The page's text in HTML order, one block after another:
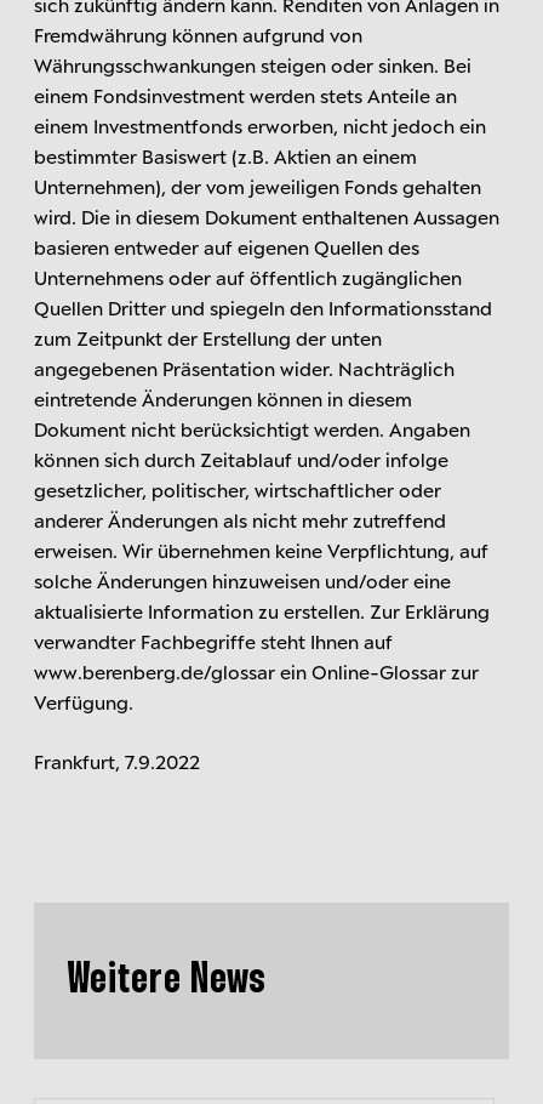
Fremdwährung können aufgrund von
Währungsschwankungen steigen oder sinken. Bei
einem Fondsinvestment werden stets Anteile an
einem Investmentfonds erworben, nicht jedoch ein
bestimmter Basiswert (z.B. Aktien an einem
Unternehmen), der vom jeweiligen Fonds gehalten
wird. Die in diesem Dokument enthaltenen Aussagen
basieren entweder auf eigenen Quellen des
Unternehmens oder auf öffentlich zugänglichen
Quellen Dritter und spiegeln den Informationsstand
zum Zeitpunkt der Erstellung der unten
angegebenen Präsentation wider. Nachträglich
eintretende Änderungen können in diesem
Dokument nicht berücksichtigt werden. Angaben
können sich durch Zeitablauf und/oder infolge
gesetzlicher, politischer, wirtschaftlicher oder
anderer Änderungen als nicht mehr zutreffend
erweisen. Wir übernehmen keine Verpflichtung, auf
solche Änderungen hinzuweisen und/oder eine
aktualisierte Information zu erstellen. Zur Erklärung
verwandter Fachbegriffe steht Ihnen auf
www.berenberg.de/glossar ein Online-Glossar zur
Verfügung.
Frankfurt, 7.9.2022
Weitere News